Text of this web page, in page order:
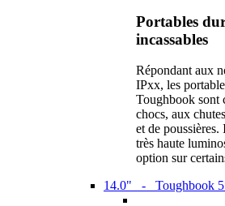
Portables
incassables
Répondant aux
IPxx, les
Toughbook sont
chocs, aux
et de poussières.
très haute
option sur
14.0" - Toughbook